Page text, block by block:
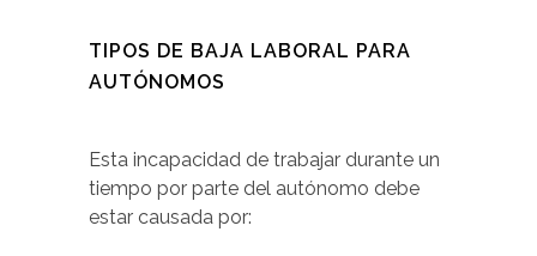
TIPOS DE BAJA LABORAL PARA
AUTÓNOMOS
Esta incapacidad de trabajar durante un
tiempo por parte del autónomo debe
estar causada por: